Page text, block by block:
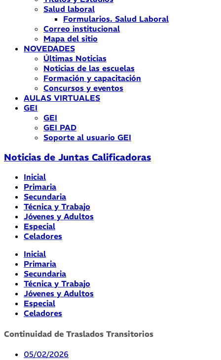
Salud laboral
Formularios. Salud Laboral
Correo institucional
Mapa del sitio
NOVEDADES
Últimas Noticias
Noticias de las escuelas
Formación y capacitación
Concursos y eventos
AULAS VIRTUALES
GEI
GEI
GEI PAD
Soporte al usuario GEI
Noticias de Juntas Calificadoras
Inicial
Primaria
Secundaria
Técnica y Trabajo
Jóvenes y Adultos
Especial
Celadores
Inicial
Primaria
Secundaria
Técnica y Trabajo
Jóvenes y Adultos
Especial
Celadores
Continuidad de Traslados Transitorios
05/02/2026